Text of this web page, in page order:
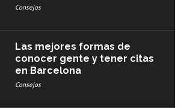
Consejos
Las mejores formas de
conocer gente y tener citas
en Barcelona
Consejos